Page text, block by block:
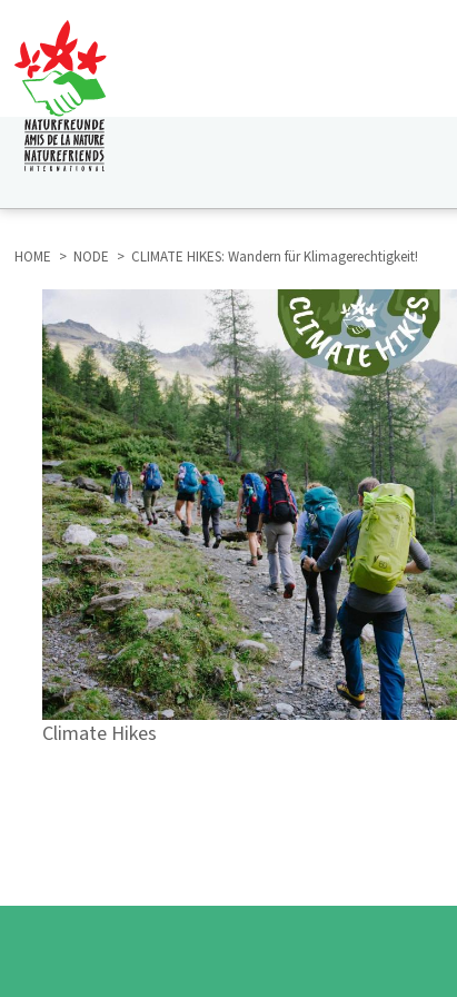
zum
Inhalt
HAUPTNAVIGATION
BREADCRUMB
HOME NODE CLIMATE HIKES: Wandern für Klimagerechtigkeit!
Climate Hikes